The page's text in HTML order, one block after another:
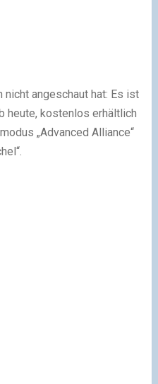
angeschaut hat: Es ist
heute, kostenlos erhältlich
„Advanced Alliance“